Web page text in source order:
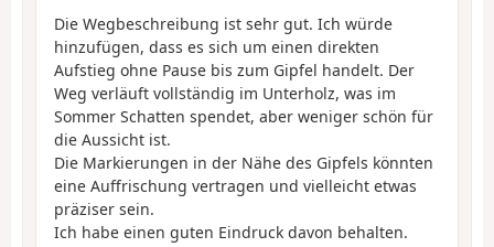
Die Wegbeschreibung ist sehr gut. Ich würde
hinzufügen, dass es sich um einen direkten
Aufstieg ohne Pause bis zum Gipfel handelt. Der
Weg verläuft vollständig im Unterholz, was im
Sommer Schatten spendet, aber weniger schön für
die Aussicht ist.
Die Markierungen in der Nähe des Gipfels könnten
eine Auffrischung vertragen und vielleicht etwas
präziser sein.
Ich habe einen guten Eindruck davon behalten.